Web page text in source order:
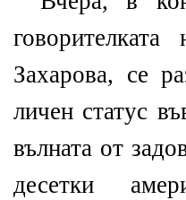
Захарова, се
личен статус
вълната от
десетки